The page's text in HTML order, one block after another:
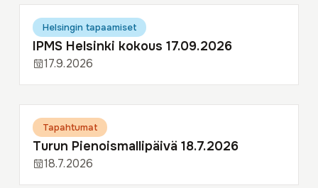
Helsingin tapaamiset
IPMS Helsinki kokous 17.09.2026
17.9.2026
Tapahtumat
Turun Pienoismallipäivä 18.7.2026
18.7.2026